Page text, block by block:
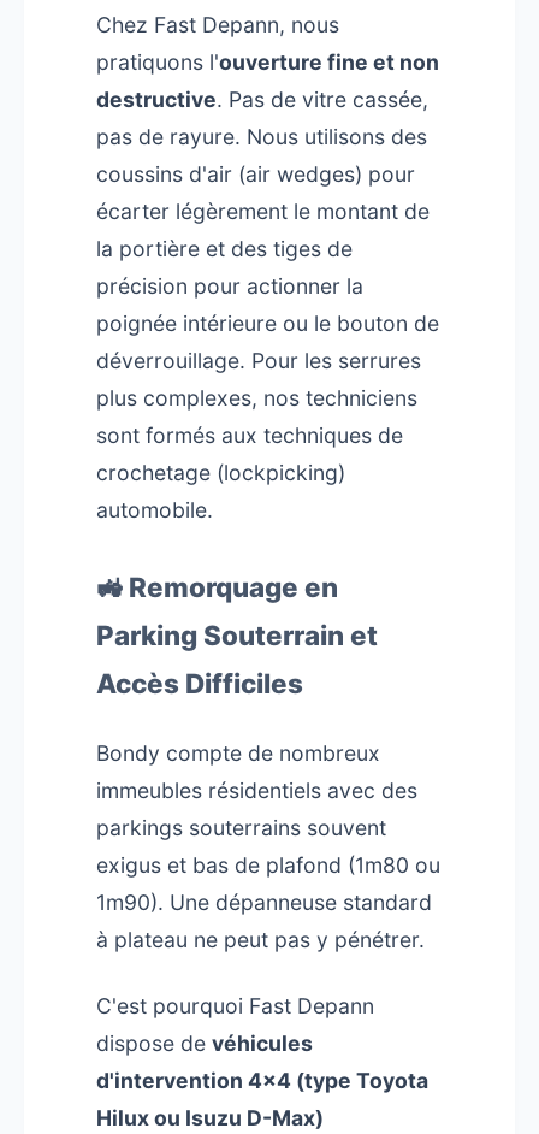
Chez Fast Depann, nous
pratiquons l'ouverture fine et non
destructive. Pas de vitre cassée,
pas de rayure. Nous utilisons des
coussins d'air (air wedges) pour
écarter légèrement le montant de
la portière et des tiges de
précision pour actionner la
poignée intérieure ou le bouton de
déverrouillage. Pour les serrures
plus complexes, nos techniciens
sont formés aux techniques de
crochetage (lockpicking)
automobile.
🚜 Remorquage en
Parking Souterrain et
Accès Difficiles
Bondy compte de nombreux
immeubles résidentiels avec des
parkings souterrains souvent
exigus et bas de plafond (1m80 ou
1m90). Une dépanneuse standard
à plateau ne peut pas y pénétrer.
C'est pourquoi Fast Depann
dispose de véhicules
d'intervention 4x4 (type Toyota
Hilux ou Isuzu D-Max)